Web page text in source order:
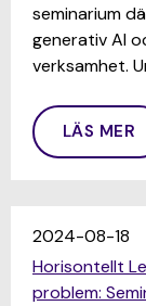
seminarium
generativ AI
verksamhet.
LÄS MER
2024-08-18
Horisontellt
problem: